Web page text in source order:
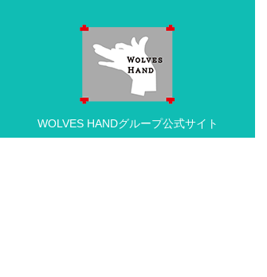
WOLVES HANDグループ公式サイト